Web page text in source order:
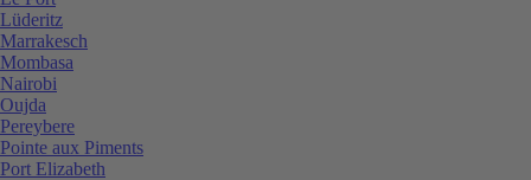
Lüderitz
Marrakesch
Mombasa
Nairobi
Oujda
Pereybere
Pointe aux Piments
Port Elizabeth